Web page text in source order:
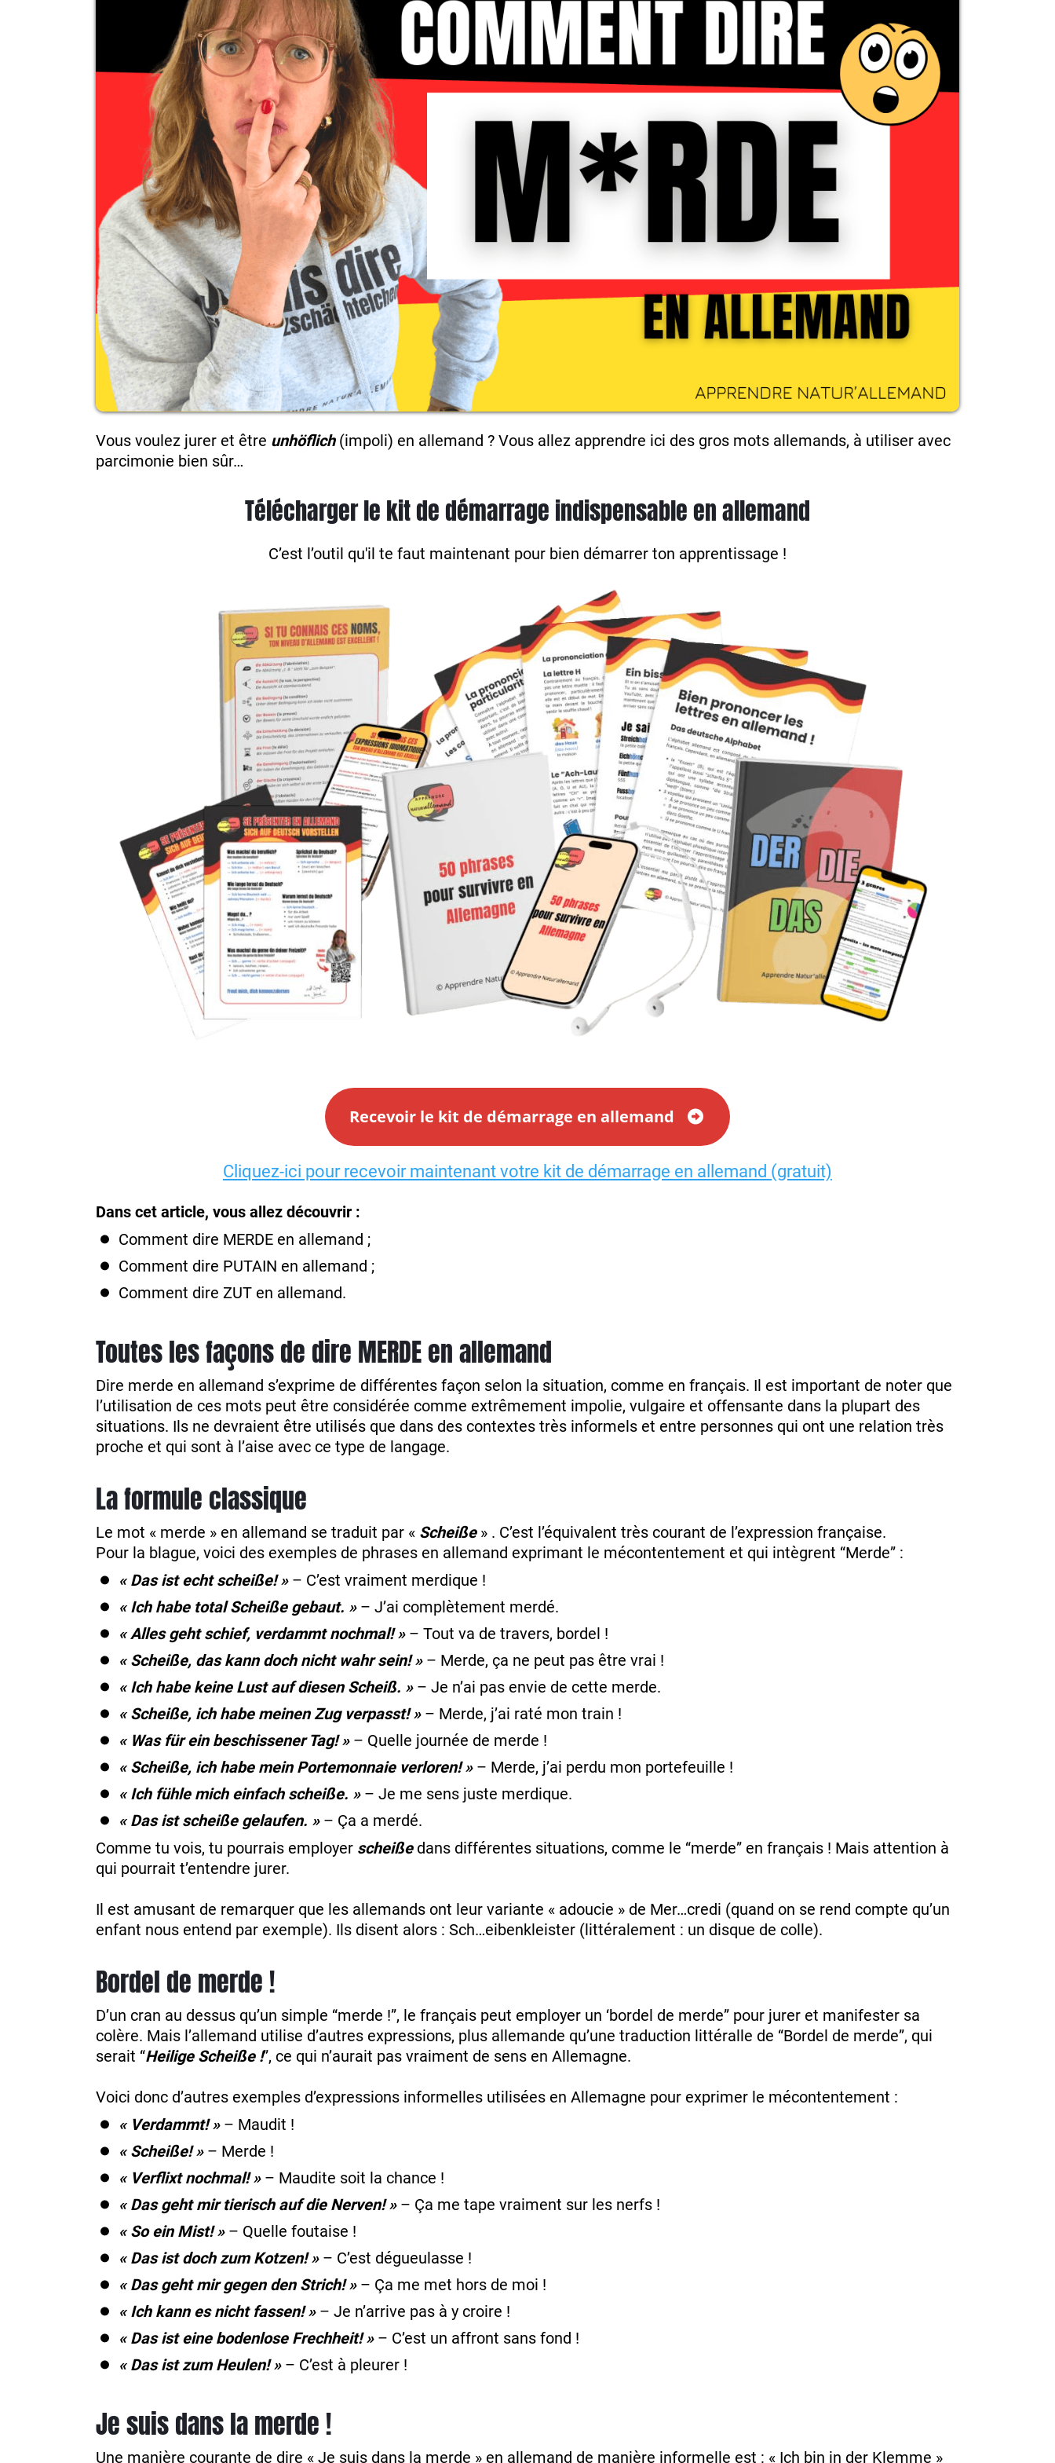
Vous voulez jurer et être unhöflich (impoli) en allemand ? Vous allez apprendre ici des gros mots allemands, à utiliser avec
parcimonie bien sûr…
Télécharger le kit de démarrage indispensable en allemand
C’est l’outil qu'il te faut maintenant pour bien démarrer ton apprentissage !
Recevoir le kit de démarrage en allemand
Cliquez-ici pour recevoir maintenant votre kit de démarrage en allemand (gratuit)
Dans cet article, vous allez découvrir :
Comment dire MERDE en allemand ;
Comment dire PUTAIN en allemand ;
Comment dire ZUT en allemand.
Toutes les façons de dire MERDE en allemand
Dire merde en allemand s’exprime de différentes façon selon la situation, comme en français. Il est important de noter que
l’utilisation de ces mots peut être considérée comme extrêmement impolie, vulgaire et offensante dans la plupart des
situations. Ils ne devraient être utilisés que dans des contextes très informels et entre personnes qui ont une relation très
proche et qui sont à l’aise avec ce type de langage.
La formule classique
Le mot « merde » en allemand se traduit par « Scheiße» . C’est l’équivalent très courant de l’expression française.
Pour la blague, voici des exemples de phrases en allemand exprimant le mécontentement et qui intègrent “Merde” :
« Das ist echt scheiße! »– C’est vraiment merdique !
« Ich habe total Scheiße gebaut. »– J’ai complètement merdé.
« Alles geht schief, verdammt nochmal! »– Tout va de travers, bordel !
« Scheiße, das kann doch nicht wahr sein! »– Merde, ça ne peut pas être vrai !
« Ich habe keine Lust auf diesen Scheiß. »– Je n’ai pas envie de cette merde.
« Scheiße, ich habe meinen Zug verpasst! »– Merde, j’ai raté mon train !
« Was für ein beschissener Tag! »– Quelle journée de merde !
« Scheiße, ich habe mein Portemonnaie verloren! »– Merde, j’ai perdu mon portefeuille !
« Ich fühle mich einfach scheiße. »– Je me sens juste merdique.
« Das ist scheiße gelaufen. »– Ça a merdé.
Comme tu vois, tu pourrais employer scheiße dans différentes situations, comme le “merde” en français ! Mais attention à
qui pourrait t’entendre jurer.
Il est amusant de remarquer que les allemands ont leur variante « adoucie » de Mer…credi (quand on se rend compte qu’un
enfant nous entend par exemple). Ils disent alors : Sch…eibenkleister (littéralement : un disque de colle).
Bordel de merde !
D’un cran au dessus qu’un simple “merde !”, le français peut employer un ‘bordel de merde” pour jurer et manifester sa
colère. Mais l’allemand utilise d’autres expressions, plus allemande qu’une traduction littéralle de “Bordel de merde”, qui
serait “Heilige Scheiße !”, ce qui n’aurait pas vraiment de sens en Allemagne.
Voici donc d’autres exemples d’expressions informelles utilisées en Allemagne pour exprimer le mécontentement :
« Verdammt! »– Maudit !
« Scheiße! »– Merde !
« Verflixt nochmal! »– Maudite soit la chance !
« Das geht mir tierisch auf die Nerven! »– Ça me tape vraiment sur les nerfs !
« So ein Mist! » – Quelle foutaise !
« Das ist doch zum Kotzen! »– C’est dégueulasse !
« Das geht mir gegen den Strich! »– Ça me met hors de moi !
« Ich kann es nicht fassen! »– Je n’arrive pas à y croire !
« Das ist eine bodenlose Frechheit! »– C’est un affront sans fond !
« Das ist zum Heulen! »– C’est à pleurer !
Je suis dans la merde !
Une manière courante de dire « Je suis dans la merde » en allemand de manière informelle est : « Ich bin in der Klemme »